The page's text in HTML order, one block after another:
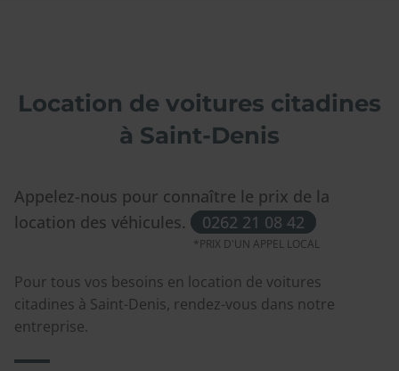
Location de voitures citadines
à Saint-Denis
Appelez-nous pour connaître le prix de la
location des véhicules.
0262 21 08 42
Pour tous vos besoins en location de voitures
citadines à Saint-Denis, rendez-vous dans notre
entreprise.